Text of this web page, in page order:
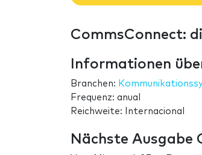
CommsConnect:
Informationen
Branchen:
Frequenz: anual
Reichweite: Internacional
Nächste Ausgabe